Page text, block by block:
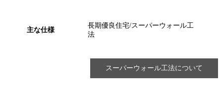
主な仕様
長期優良住宅/スーパーウォール工
法
スーパーウォール工法について